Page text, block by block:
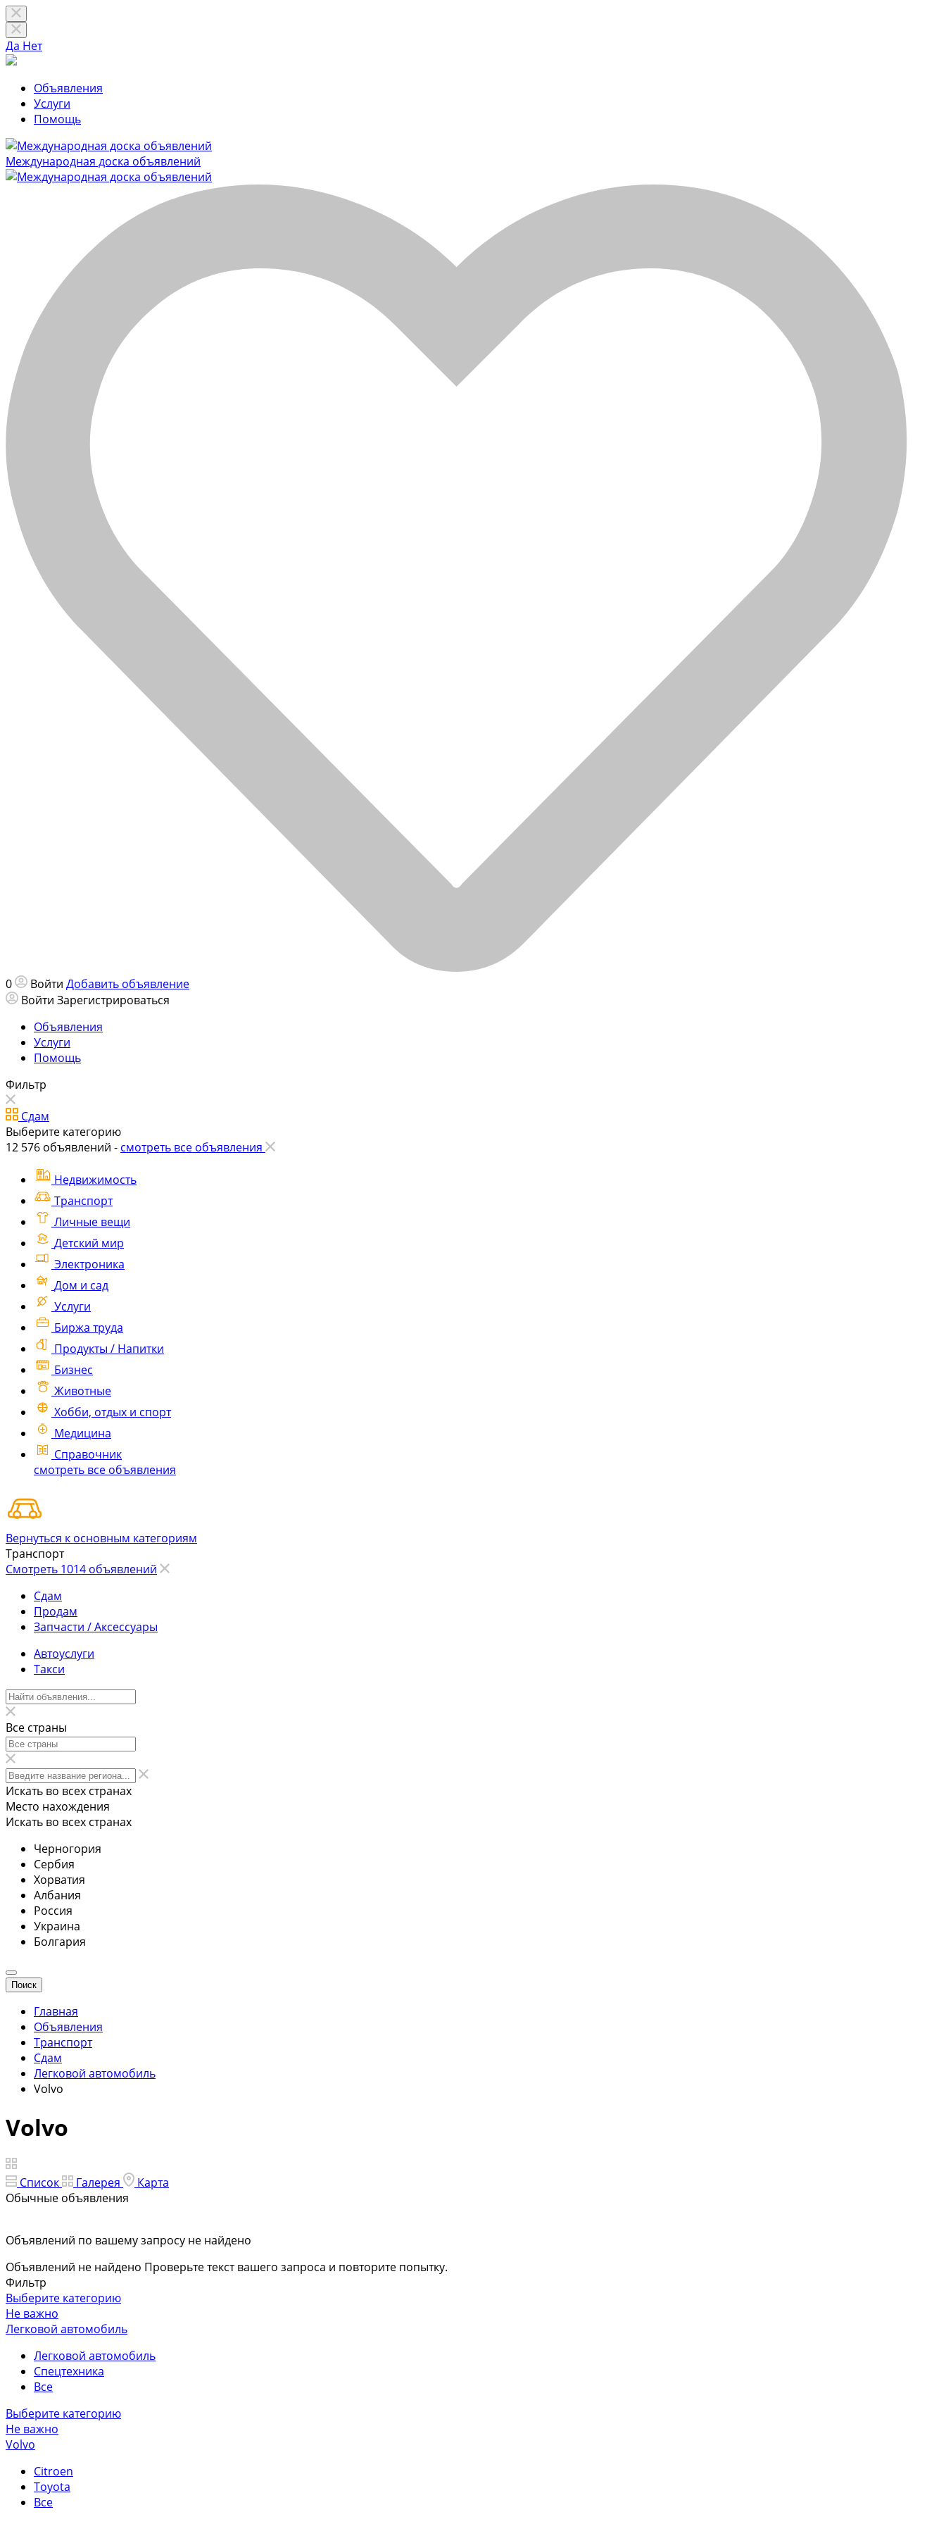
Да Нет
Объявления
Услуги
Помощь
Международная доска объявлений
0 Войти Добавить объявление
Войти Зарегистрироваться
Объявления
Услуги
Помощь
Фильтр
Сдам
Выберите категорию
12 576 объявлений - смотреть все объявления
Недвижимость
Транспорт
Личные вещи
Детский мир
Электроника
Дом и сад
Услуги
Биржа труда
Продукты / Напитки
Бизнес
Животные
Хобби, отдых и спорт
Медицина
Справочник
смотреть все объявления
Вернуться к основным категориям
Транспорт
Смотреть 1014 объявлений
Сдам
Продам
Запчасти / Аксессуары
Автоуслуги
Такси
Все страны
Искать во всех странах
Место нахождения
Искать во всех странах
Черногория
Сербия
Хорватия
Албания
Россия
Украина
Болгария
Поиск
Главная
Объявления
Транспорт
Сдам
Легковой автомобиль
Volvo
Volvo
Список Галерея
Карта
Обычные объявления
Объявлений по вашему запросу не найдено
Объявлений не найдено Проверьте текст вашего запроса и повторите попытку.
Фильтр
Выберите категорию
Не важно
Легковой автомобиль
Легковой автомобиль
Спецтехника
Все
Выберите категорию
Не важно
Volvo
Citroen
Toyota
Все